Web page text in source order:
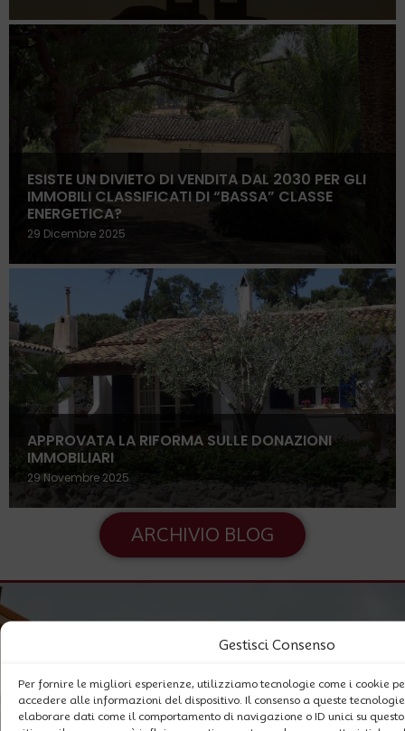
Gestisci Consenso
Per fornire le migliori esperienze, utilizziamo tecnologie come i cookie
accedere alle informazioni del dispositivo. Il consenso a queste
elaborare dati come il comportamento di navigazione o ID unici su questo
ESISTE UN DIVIETO DI VENDITA DAL 2030 PER GLI
IMMOBILI CLASSIFICATI DI “BASSA” CLASSE
ENERGETICA?
29 Dicembre 2025
APPROVATA LA RIFORMA SULLE DONAZIONI
IMMOBILIARI
29 Novembre 2025
ARCHIVIO BLOG